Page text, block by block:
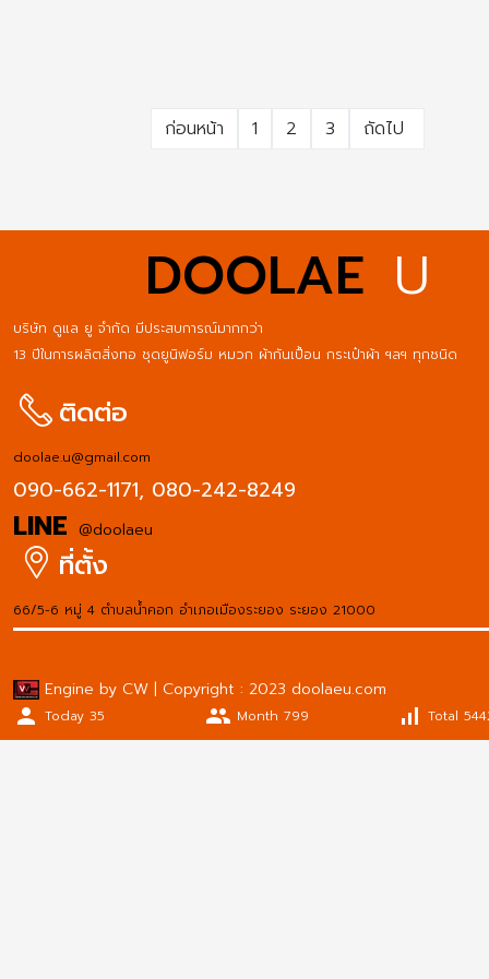
ก่อนหน้า 1 2 3 ถัดไป
DOOLAE U
บริษัท ดูแล ยู จำกัด มีประสบการณ์มากกว่า
13 ปีในการผลิตสิ่งทอ ชุดยูนิฟอร์ม หมวก ผ้ากันเปื้อน กระเป๋าผ้า ฯลฯ ทุกชนิด
ติดต่อ
doolae.u@gmail.com
090-662-1171, 080-242-8249
LINE @doolaeu
ที่ตั้ง
66/5-6 หมู่ 4 ตำบลน้ำคอก อำเภอเมืองระยอง ระยอง 21000
Engine by CW | Copyright : 2023 doolaeu.com
person Today 35 people Month 799 signal_cellular_alt Total